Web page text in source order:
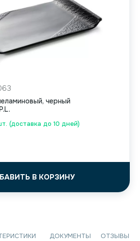
(доставка до 10 дней)
черный
В КОРЗИНУ
ДОКУМЕНТЫ ОТЗЫВЫ